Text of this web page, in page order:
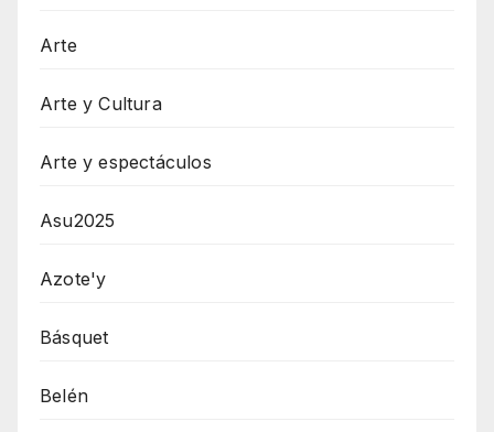
Arte
Arte y Cultura
Arte y espectáculos
Asu2025
Azote'y
Básquet
Belén